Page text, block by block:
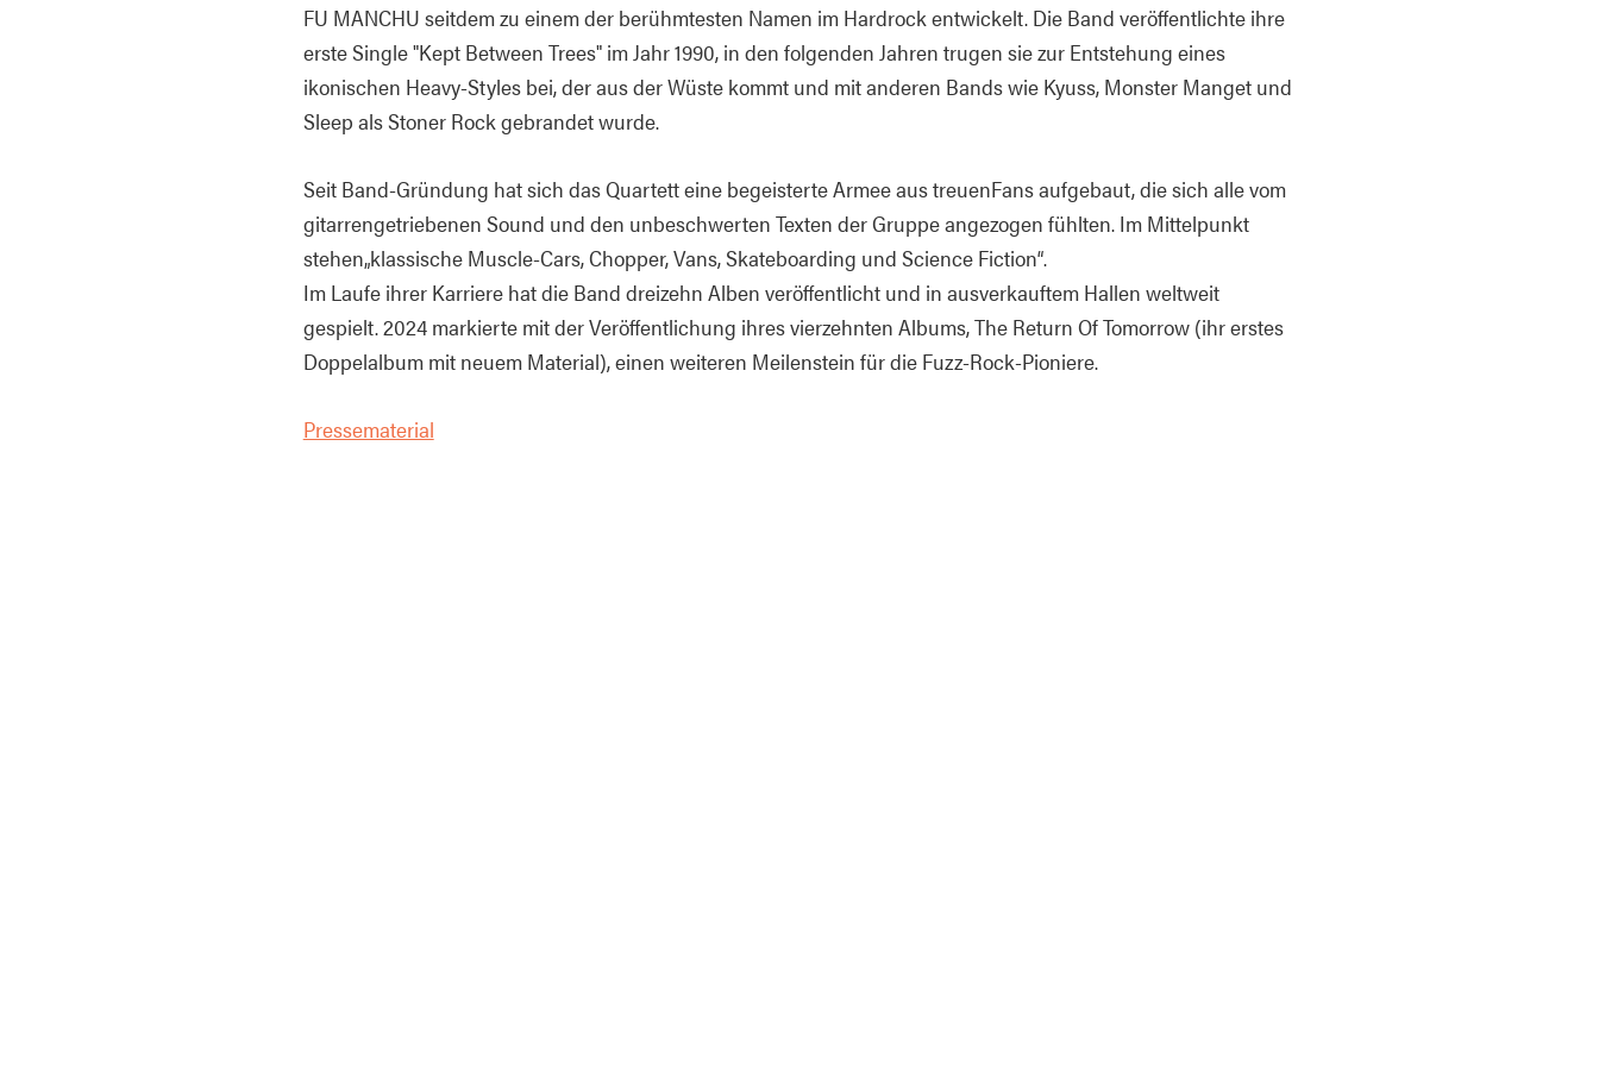
FU MANCHU seitdem zu einem der berühmtesten Namen im Hardrock entwickelt. Die Band veröffentlichte ihre
erste Single "Kept Between Trees" im Jahr 1990, in den folgenden Jahren trugen sie zur Entstehung eines
ikonischen Heavy-Styles bei, der aus der Wüste kommt und mit anderen Bands wie Kyuss, Monster Manget und
Sleep als Stoner Rock gebrandet wurde.
Seit Band-Gründung hat sich das Quartett eine begeisterte Armee aus treuenFans aufgebaut, die sich alle vom
gitarrengetriebenen Sound und den unbeschwerten Texten der Gruppe angezogen fühlten. Im Mittelpunkt
stehen„klassische Muscle-Cars, Chopper, Vans, Skateboarding und Science Fiction“.
Im Laufe ihrer Karriere hat die Band dreizehn Alben veröffentlicht und in ausverkauftem Hallen weltweit
gespielt. 2024 markierte mit der Veröffentlichung ihres vierzehnten Albums, The Return Of Tomorrow (ihr erstes
Doppelalbum mit neuem Material), einen weiteren Meilenstein für die Fuzz-Rock-Pioniere.
Pressematerial